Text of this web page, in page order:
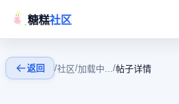
糖糕社区
返回 /社区/加载中.../帖子详情